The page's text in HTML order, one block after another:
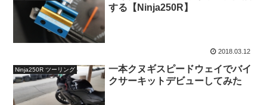
する【Ninja250R】
2018.03.12
Ninja250R ツーリング
一本クヌギスピードウェイでバイ
クサーキットデビューしてみた